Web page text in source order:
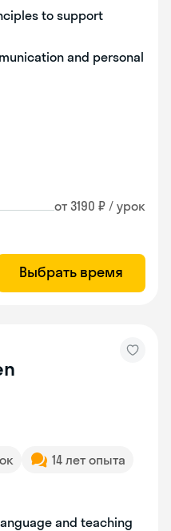
to support
and personal
от 3190 ₽ / урок
Выбрать время
14 лет опыта
and teaching